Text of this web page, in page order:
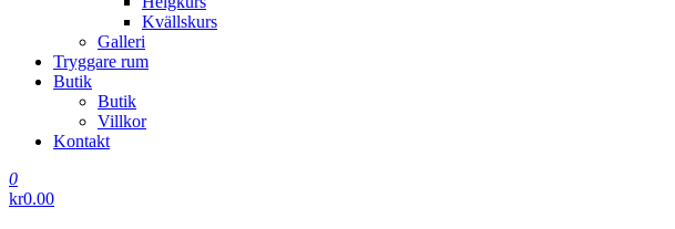
Kvällskurs
Galleri
Tryggare rum
Butik
Butik
Villkor
Kontakt
0
kr0.00